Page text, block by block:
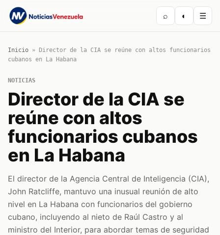
⌕ ◐ ☰
Inicio »
Director de la CIA se reúne con altos funcionarios
cubanos en La Habana
NOTICIAS
Director de la CIA se
reúne con altos
funcionarios cubanos
en La Habana
El director de la Agencia Central de Inteligencia (CIA),
John Ratcliffe, mantuvo una inusual reunión de alto
nivel en La Habana con funcionarios del gobierno
cubano, incluyendo al nieto de Raúl Castro y al
ministro del Interior, para abordar temas de seguridad